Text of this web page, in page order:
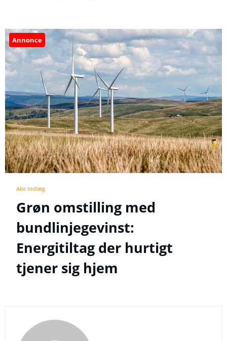
Annonce
Alle Indlæg
Grøn omstilling med
bundlinjegevinst:
Energitiltag der hurtigt
tjener sig hjem